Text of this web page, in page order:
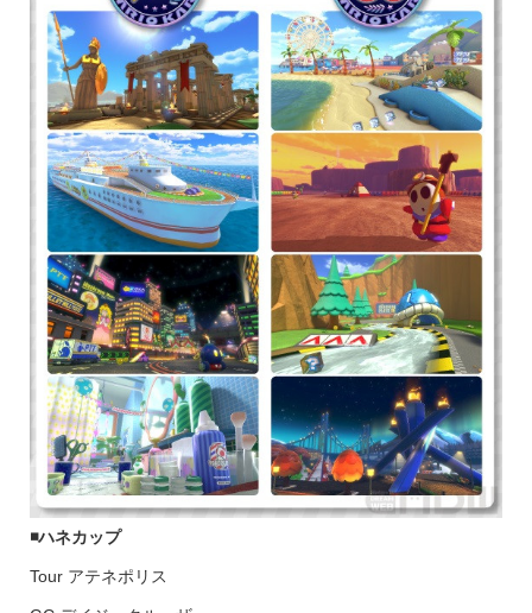
◾️ハネカップ
Tour アテネポリス